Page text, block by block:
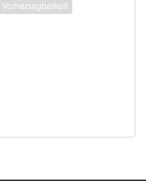
Vorhersagbarkeit